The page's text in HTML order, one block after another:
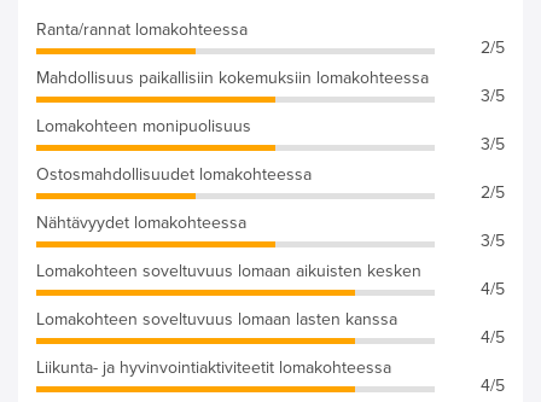
Ranta/rannat lomakohteessa
2/5
Mahdollisuus paikallisiin kokemuksiin lomakohteessa
3/5
Lomakohteen monipuolisuus
3/5
Ostosmahdollisuudet lomakohteessa
2/5
Nähtävyydet lomakohteessa
3/5
Lomakohteen soveltuvuus lomaan aikuisten kesken
4/5
Lomakohteen soveltuvuus lomaan lasten kanssa
4/5
Liikunta- ja hyvinvointiaktiviteetit lomakohteessa
4/5